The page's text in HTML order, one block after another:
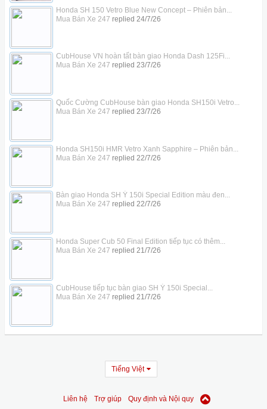
Honda SH 150 Vetro Blue New Concept – Phiên bản...
Mua Bán Xe 247 replied 24/7/26
CubHouse VN hoàn tất bàn giao Honda Dash 125Fi...
Mua Bán Xe 247 replied 23/7/26
Quốc Cường CubHouse bàn giao Honda SH150i Vetro...
Mua Bán Xe 247 replied 23/7/26
Honda SH150i HMR Vetro Xanh Sapphire – Phiên bản...
Mua Bán Xe 247 replied 22/7/26
Bàn giao Honda SH Ý 150i Special Edition màu đen...
Mua Bán Xe 247 replied 22/7/26
Honda Super Cub 50 Final Edition tiếp tục có thêm...
Mua Bán Xe 247 replied 21/7/26
CubHouse tiếp tục bàn giao SH Ý 150i Special...
Mua Bán Xe 247 replied 21/7/26
Tiếng Việt
Liên hệ Trợ giúp Quy định và Nội quy